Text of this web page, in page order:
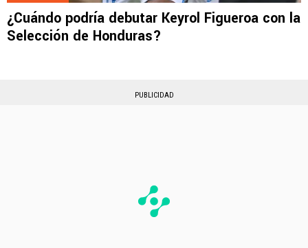
¿Cuándo podría debutar Keyrol Figueroa con la
Selección de Honduras?
PUBLICIDAD